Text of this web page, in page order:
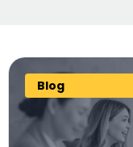
Blog